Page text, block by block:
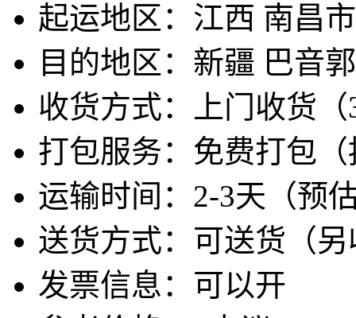
起运地区：江西 南昌市
目的地区：新疆 巴音
收货方式：上门收货
打包服务：免费打包
运输时间：2-3天（预
送货方式：可送货（
发票信息：可以开